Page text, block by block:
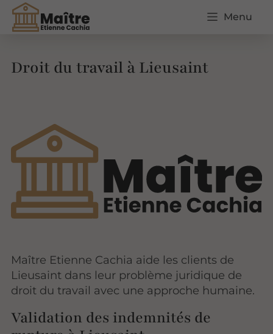
Menu
Droit du travail à Lieusaint
Maître Etienne Cachia aide les clients de
Lieusaint dans leur problème juridique de
droit du travail avec une approche humaine.
Validation des indemnités de